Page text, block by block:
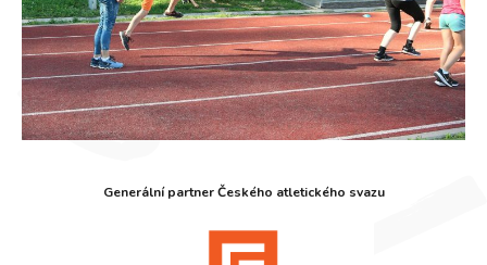
Generální partner Českého atletického svazu